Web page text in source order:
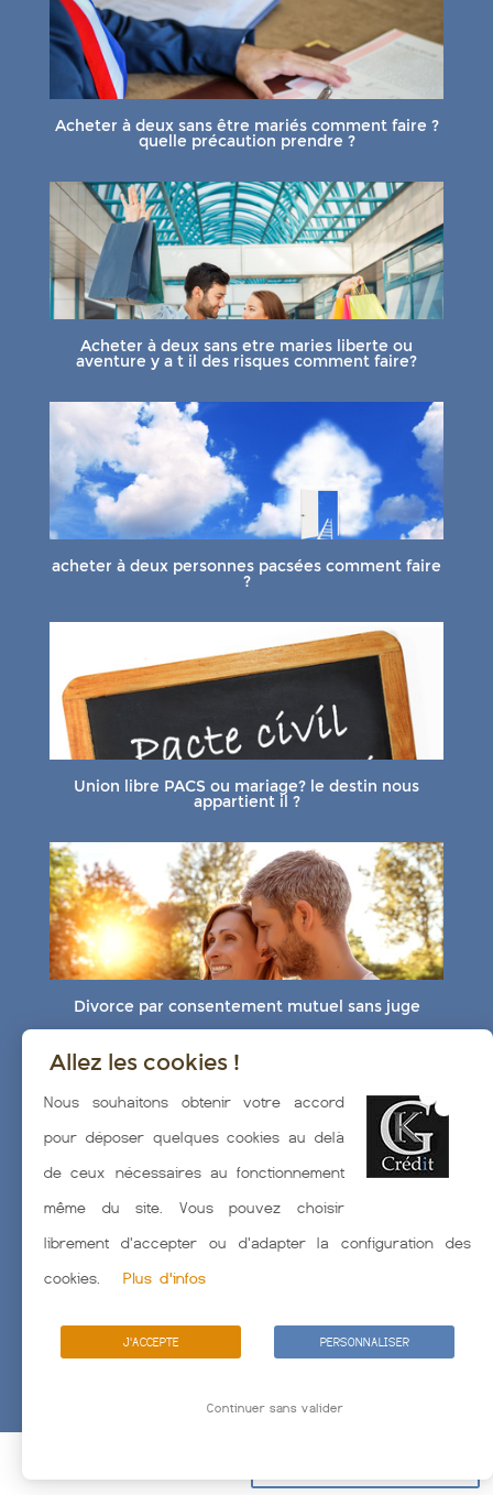
Acheter à deux sans être mariés comment faire ?
quelle précaution prendre ?
Acheter à deux sans etre maries liberte ou
aventure y a t il des risques comment faire?
acheter à deux personnes pacsées comment faire
?
Union libre PACS ou mariage? le destin nous
appartient il ?
Divorce par consentement mutuel sans juge
Allez les cookies !
Nous souhaitons obtenir votre accord
pour déposer quelques cookies au delà
de ceux nécessaires au fonctionnement
même du site. Vous pouvez choisir
librement d'accepter ou d'adapter la configuration des
cookies.
Plus d'infos
J'ACCEPTE PERSONNALISER
Continuer sans valider